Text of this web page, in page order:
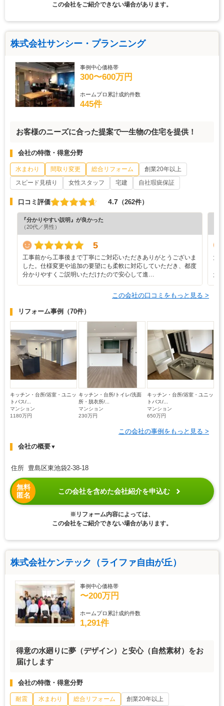
この会社をご紹介できない場合があります。
株式会社サンシー・プランニング
事例中心価格帯
300〜600万円
ホームプロ累計成約件数
445件
お客様のニーズに合った提案で一生物の住宅を提供！
会社の特徴・得意分野
水まわり 間取り変更 総合リフォーム
創業20年以上
スピード見積り
女性スタッフ 宅建 自社瑕疵保証
口コミ評価 4.7 （262件）
『分かりやすい説明』が良かった
（20代／男性）
5
工事前から工事後まで丁寧にご対応いただきありがとうございま
した。仕様変更や追加の要望にも柔軟に対応していただき、都度
分かりやすくご説明いただけたので安心して進…
大
た
この会社の口コミをもっと見る >
リフォーム事例 （70件）
キッチン・台所/浴室・ユニッ
トバス/...
マンション
1180万円
キッチン・台所/トイレ/洗面
所・脱衣所/...
マンション
230万円
キッチン・台所/浴室・ユニッ
トバス/...
マンション
650万円
この会社の事例をもっと見る >
会社の概要▼
住所 豊島区東池袋2-38-18
無料
匿名
この会社を含めた会社紹介を申込む
※リフォーム内容によっては、
この会社をご紹介できない場合があります。
株式会社ケンテック（ライファ自由が丘）
事例中心価格帯
〜200万円
ホームプロ累計成約件数
1,291件
得意の水廻りに夢（デザイン）と安心（自然素材）をお
届けします
会社の特徴・得意分野
耐震 水まわり 総合リフォーム
創業20年以上